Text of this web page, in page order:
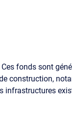
fonds sont
construction,
infrastructures